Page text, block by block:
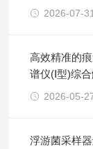
2026-07-31
高效精准的
谱仪(Ⅰ型)综
2026-05-
浮游菌采样